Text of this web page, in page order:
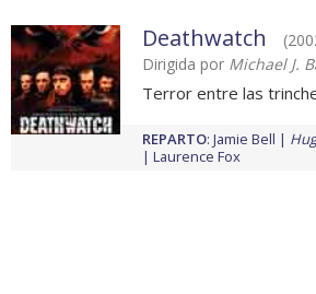
Deathwatch
Dirigida por Michael J.
Terror entre las
REPARTO: Jamie Bell
Laurence Fox